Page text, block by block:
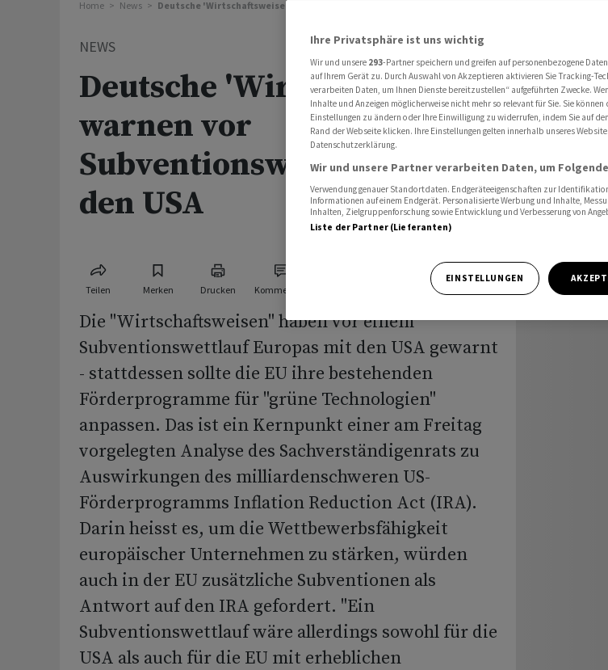
Home News Deutsche 'Wirtschaftsweise' warnen vor Subventionswettlauf mit den USA
NEWS
Deutsche 'Wirtschaftsweise'
warnen vor
Subventionswettlauf mit
den USA
Teilen Merken Drucken Kommentare
Die "Wirtschaftsweisen" haben vor einem
Subventionswettlauf Europas mit den USA gewarnt
- stattdessen sollte die EU ihre bestehenden
Förderprogramme für "grüne Technologien"
anpassen. Das ist ein Kernpunkt einer am Freitag
vorgelegten Analyse des Sachverständigenrats zu
Auswirkungen des milliardenschweren US-
Förderprogramms Inflation Reduction Act (IRA).
Darin heisst es, um die Wettbewerbsfähigkeit
europäischer Unternehmen zu stärken, würden
auch in der EU zusätzliche Subventionen als
Antwort auf den IRA gefordert. "Ein
Subventionswettlauf wäre allerdings sowohl für die
USA als auch für die EU mit erheblichen
Ihre Privatsphäre ist uns wichtig
Wir und unsere 293-Partner speichern und greifen auf personenbezogene
auf Ihrem Gerät zu. Durch Auswahl von Akzeptieren aktivieren Sie Tracking-
verarbeiten Daten, um Ihnen Dienste bereitzustellen“ aufgeführten Zwecke.
Inhalte und Anzeigen möglicherweise nicht mehr so relevant für Sie. Sie
Einstellungen zu ändern oder Ihre Einwilligung zu widerrufen, indem Sie auf
Rand der Webseite klicken. Ihre Einstellungen gelten innerhalb unseres
Datenschutzerklärung.
Wir und unsere Partner verarbeiten Daten, um
Verwendung genauer Standortdaten. Endgeräteeigenschaften zur
Informationen auf einem Endgerät. Personalisierte Werbung und Inhalte,
Inhalten, Zielgruppenforschung sowie Entwicklung und Verbesserung von
Liste der Partner (Lieferanten)
EINSTELLUNGEN